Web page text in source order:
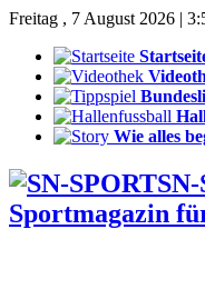
Freitag , 7 August 2026 |
Wie alles
Sportmagazin